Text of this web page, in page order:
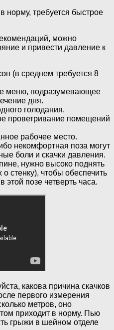
норму, требуется быстрое
можно
и привести давление к
(в среднем требуется 8
меню, подразумевающее
дня.
голодания.
проветривание помещений
рабочее место.
некомфортная поза могут
боли и скачки давления.
нужно высоко поднять
стенку), чтобы обеспечить
этой позе четверть часа.
какова причина скачков
первого измерения
метров, оно
приходит в норму. Пью
грыжи в шейном отделе